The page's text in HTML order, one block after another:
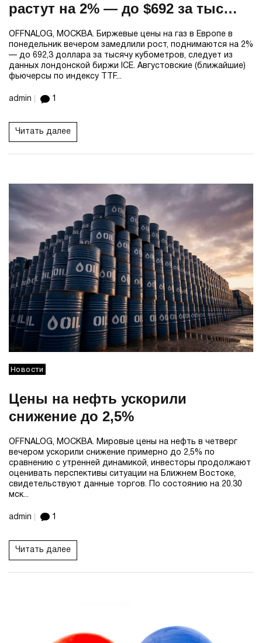
растут на 2% — до $692 за тыс
кубов
OFFNALOG, МОСКВА. Биржевые цены на газ в Европе в
понедельник вечером замедлили рост, поднимаются на 2%
— до 692,3 доллара за тысячу кубометров, следует из
данных лондонской биржи ICE. Августовские (ближайшие)
фьючерсы по индексу TTF...
admin 1
Читать далее
Новости
Цены на нефть ускорили
снижение до 2,5%
OFFNALOG, МОСКВА. Мировые цены на нефть в четверг
вечером ускорили снижение примерно до 2,5% по
сравнению с утренней динамикой, инвесторы продолжают
оценивать перспективы ситуации на Ближнем Востоке,
свидетельствуют данные торгов. По состоянию на 20.30
мск...
admin 1
Читать далее